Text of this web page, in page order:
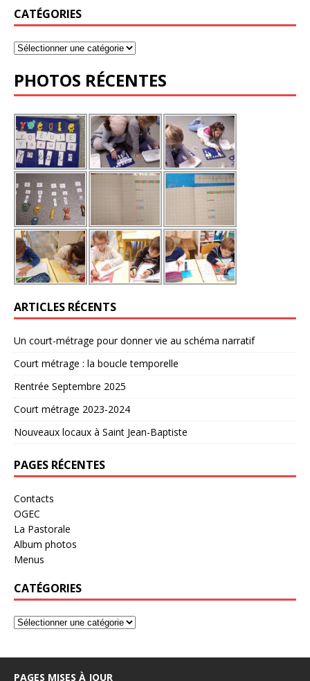
CATÉGORIES
PHOTOS RÉCENTES
ARTICLES RÉCENTS
Un court-métrage pour donner vie au schéma narratif
Court métrage : la boucle temporelle
Rentrée Septembre 2025
Court métrage 2023-2024
Nouveaux locaux à Saint Jean-Baptiste
PAGES RÉCENTES
Contacts
OGEC
La Pastorale
Album photos
Menus
CATÉGORIES
PAGES MISES À JOUR